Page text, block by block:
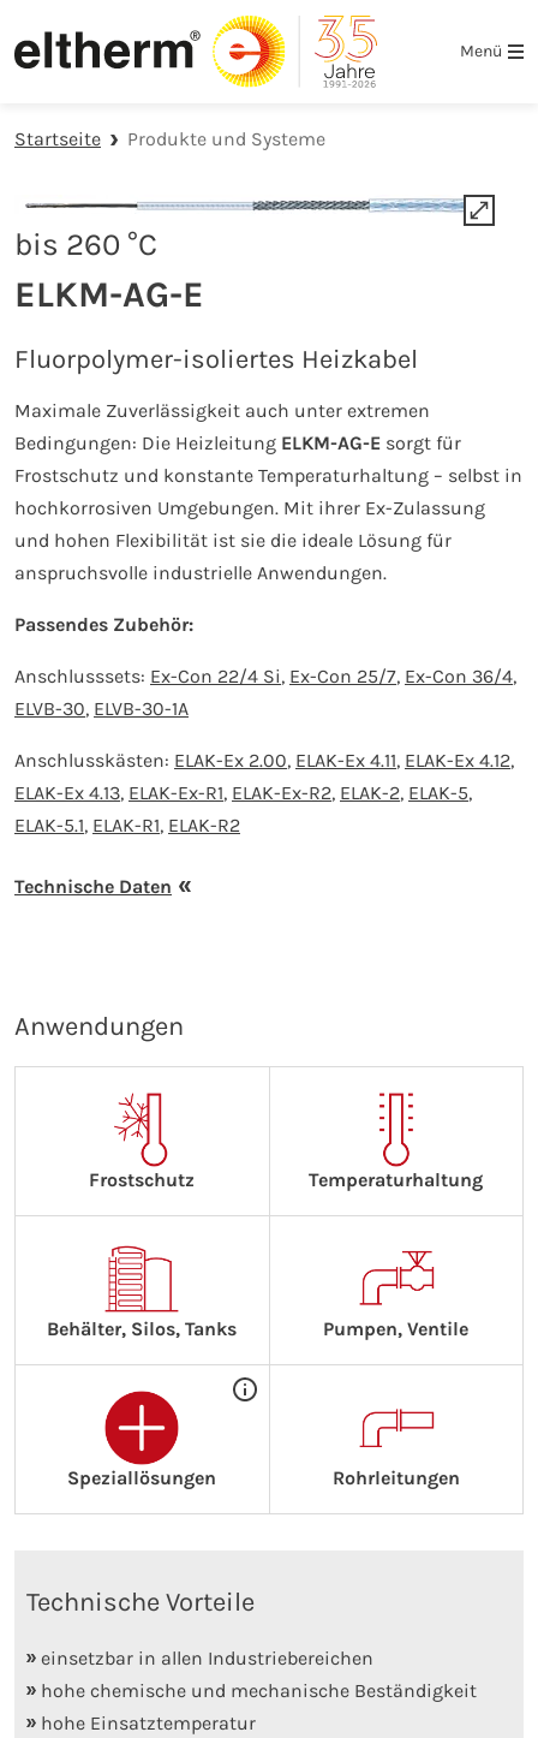
Zur Hauptnavigation springen
Zum Hauptinhalt springen
Zur Fußzeile der Seite springen
Menü
Startseite Produkte und Systeme
bis 260 °C
ELKM-AG-E
Fluorpolymer-isoliertes Heizkabel
Maximale Zuverlässigkeit auch unter extremen
Bedingungen: Die Heizleitung ELKM-AG-E sorgt für
Frostschutz und konstante Temperaturhaltung – selbst in
hochkorrosiven Umgebungen. Mit ihrer Ex-Zulassung
und hohen Flexibilität ist sie die ideale Lösung für
anspruchsvolle industrielle Anwendungen.
Passendes Zubehör:
Anschlusssets: Ex-Con 22/4 Si, Ex-Con 25/7, Ex-Con 36/4,
ELVB-30, ELVB-30-1A
Anschlusskästen: ELAK-Ex 2.00, ELAK-Ex 4.11, ELAK-Ex 4.12,
ELAK-Ex 4.13, ELAK-Ex-R1, ELAK-Ex-R2, ELAK-2, ELAK-5,
ELAK-5.1, ELAK-R1, ELAK-R2
Technische Daten
Anwendungen
Frostschutz Temperaturhaltung
Behälter, Silos, Tanks Pumpen, Ventile
Speziallösungen Rohrleitungen
Technische Vorteile
einsetzbar in allen Industriebereichen
hohe chemische und mechanische Beständigkeit
hohe Einsatztemperatur